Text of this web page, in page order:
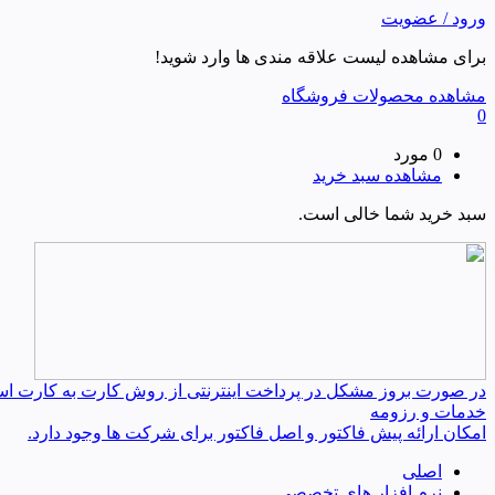
ورود / عضویت
برای مشاهده لیست علاقه مندی ها وارد شوید!
مشاهده محصولات فروشگاه
0
0 مورد
مشاهده سبد خرید
سبد خرید شما خالی است.
در صورت بروز مشکل در پرداخت اینترنتی از روش کارت به کارت
خدمات و رزومه
امکان ارائه پیش فاکتور و اصل فاکتور برای شرکت ها وجود دارد.
اصلی